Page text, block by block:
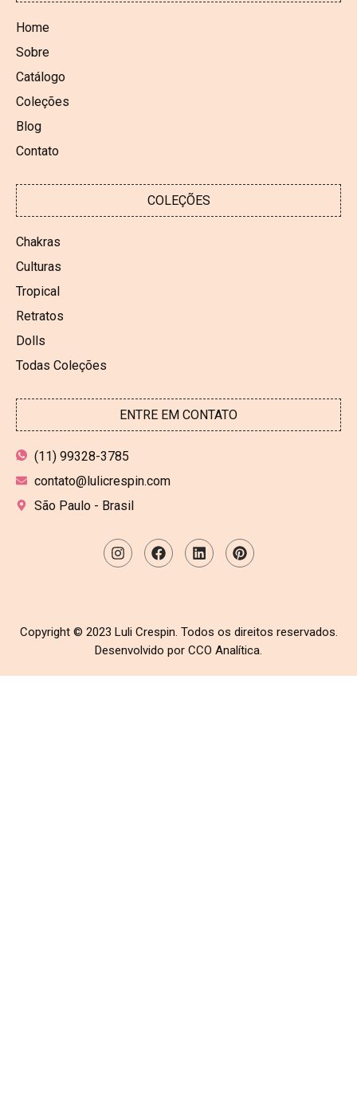
Home
Sobre
Catálogo
Coleções
Blog
Contato
COLEÇÕES
Chakras
Culturas
Tropical
Retratos
Dolls
Todas Coleções
ENTRE EM CONTATO
(11) 99328-3785
contato@lulicrespin.com
São Paulo - Brasil
Copyright © 2023 Luli Crespin. Todos os direitos reservados.
Desenvolvido por CCO Analítica.